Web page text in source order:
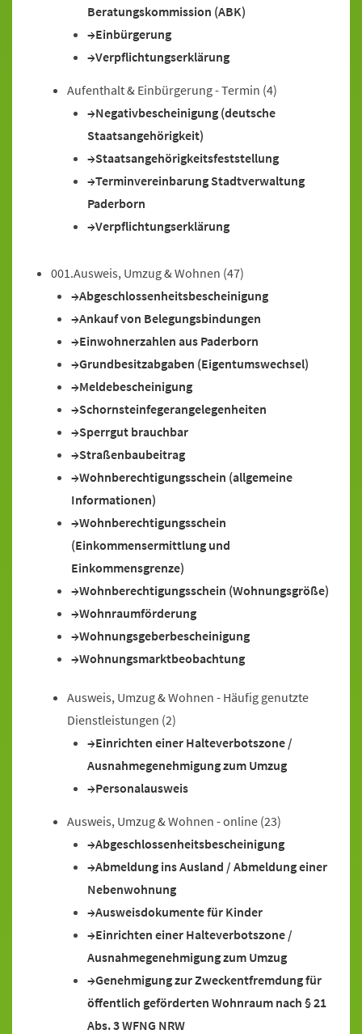
Beratungskommission (ABK)
Einbürgerung
Verpflichtungserklärung
Aufenthalt & Einbürgerung - Termin (4)
Negativbescheinigung (deutsche
Staatsangehörigkeit)
Staatsangehörigkeitsfeststellung
Terminvereinbarung Stadtverwaltung
Paderborn
Verpflichtungserklärung
001.Ausweis, Umzug & Wohnen (47)
Abgeschlossenheitsbescheinigung
Ankauf von Belegungsbindungen
Einwohnerzahlen aus Paderborn
Grundbesitzabgaben (Eigentumswechsel)
Meldebescheinigung
Schornsteinfegerangelegenheiten
Sperrgut brauchbar
Straßenbaubeitrag
Wohnberechtigungsschein (allgemeine
Informationen)
Wohnberechtigungsschein
(Einkommensermittlung und
Einkommensgrenze)
Wohnberechtigungsschein (Wohnungsgröße)
Wohnraumförderung
Wohnungsgeberbescheinigung
Wohnungsmarktbeobachtung
Ausweis, Umzug & Wohnen - Häufig genutzte
Dienstleistungen (2)
Einrichten einer Halteverbotszone /
Ausnahmegenehmigung zum Umzug
Personalausweis
Ausweis, Umzug & Wohnen - online (23)
Abgeschlossenheitsbescheinigung
Abmeldung ins Ausland / Abmeldung einer
Nebenwohnung
Ausweisdokumente für Kinder
Einrichten einer Halteverbotszone /
Ausnahmegenehmigung zum Umzug
Genehmigung zur Zweckentfremdung für
öffentlich geförderten Wohnraum nach § 21
Abs. 3 WFNG NRW